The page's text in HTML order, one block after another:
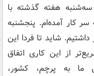
هفته گذشته با
کار آمده‌ام. پنجشنبه
شاید تا فردا این
از این کاری اتفاق
ما به پرچم، کشور،